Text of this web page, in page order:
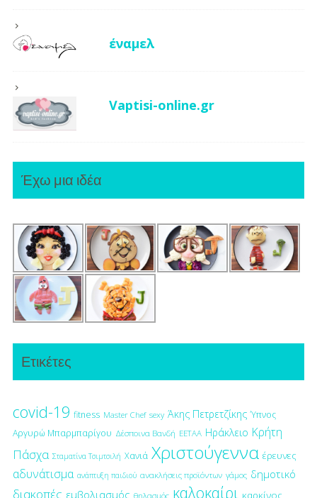
έναμελ
Vaptisi-online.gr
Έχω μια ιδέα
Ετικέτες
covid-19 fitness Master Chef sexy Άκης Πετρετζίκης Ύπνος
Αργυρώ Μπαρμπαρίγου Δέσποινα Βανδή ΕΕΤΑΑ Ηράκλειο Κρήτη
Πάσχα Σταματίνα Τσιμτσιλή Χανιά Χριστούγεννα έρευνες
αδυνάτισμα ανάπτυξη παιδιού ανακλήσεις προϊόντων γάμος δημοτικό
διακοπές εμβολιασμός θηλασμός καλοκαίρι καρκίνος